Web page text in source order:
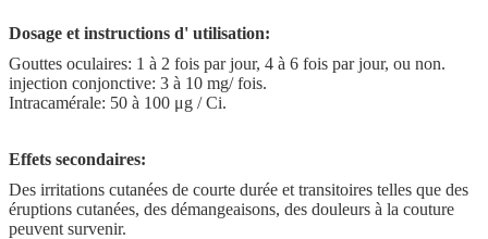
Dosage et instructions d' utilisation:
Gouttes oculaires: 1 à 2 fois par jour, 4 à 6 fois par jour, ou non.
injection conjonctive: 3 à 10 mg/ fois.
Intracamérale: 50 à 100 μg / Ci.
Effets secondaires:
Des irritations cutanées de courte durée et transitoires telles que des
éruptions cutanées, des démangeaisons, des douleurs à la couture
peuvent survenir.